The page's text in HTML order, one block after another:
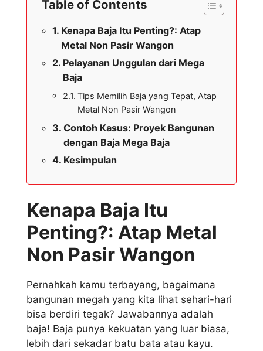
Table of Contents
Kenapa Baja Itu Penting?: Atap
Metal Non Pasir Wangon
Pelayanan Unggulan dari Mega
Baja
Tips Memilih Baja yang Tepat, Atap
Metal Non Pasir Wangon
Contoh Kasus: Proyek Bangunan
dengan Baja Mega Baja
Kesimpulan
Kenapa Baja Itu
Penting?: Atap Metal
Non Pasir Wangon
Pernahkah kamu terbayang, bagaimana
bangunan megah yang kita lihat sehari-hari
bisa berdiri tegak? Jawabannya adalah
baja! Baja punya kekuatan yang luar biasa,
lebih dari sekadar batu bata atau kayu.